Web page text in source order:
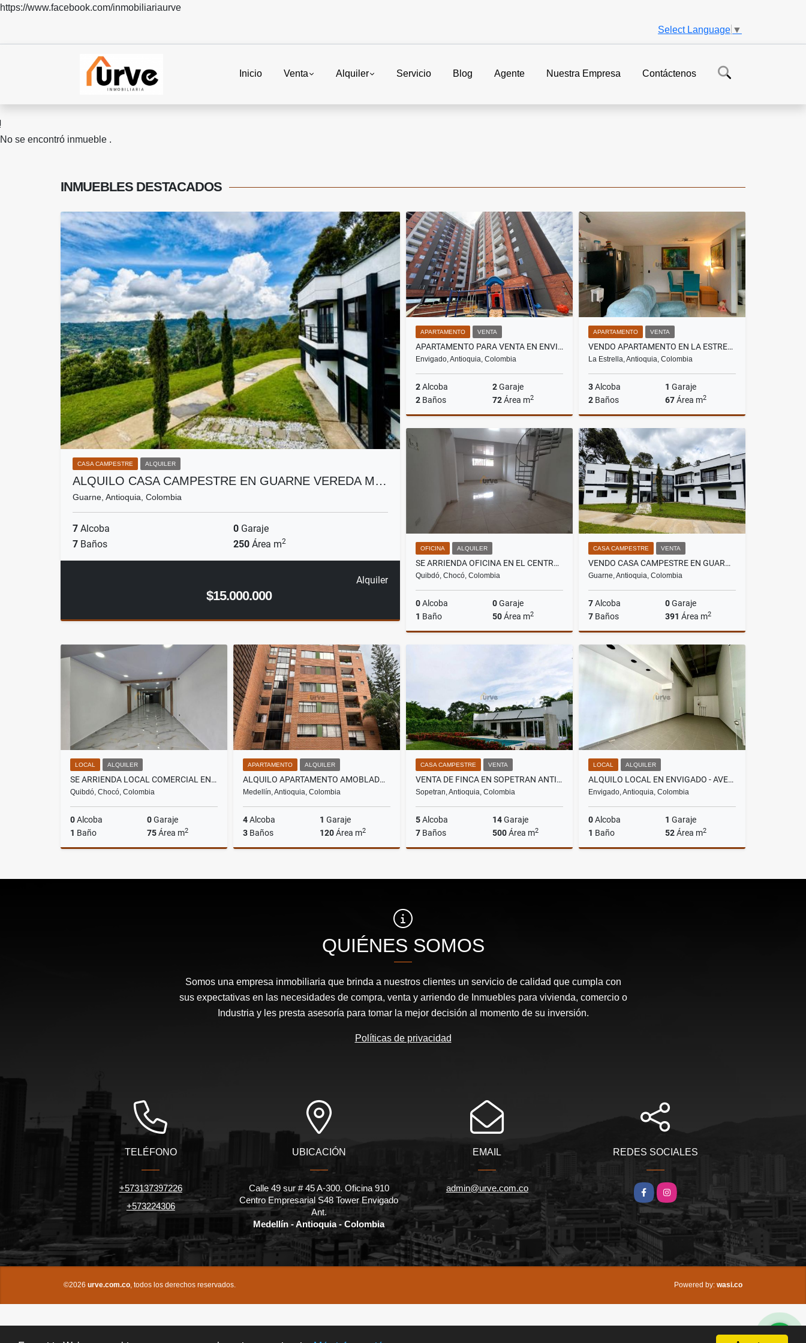
https://www.facebook.com/inmobiliariaurve
Select Language ▼
Inicio Venta Alquiler Servicio Blog Agente Nuestra Empresa Contáctenos
No se encontró inmueble .
INMUEBLES DESTACADOS
CASA CAMPESTRE ALQUILER
ALQUILO CASA CAMPESTRE EN GUARNE VEREDA M…
Guarne, Antioquia, Colombia
7 Alcoba 0 Garaje
7 Baños 250 Área m2
Alquiler
$15.000.000
APARTAMENTO VENTA
APARTAMENTO PARA VENTA EN ENVIGADO SECTOR LAS ANTILLAS
Envigado, Antioquia, Colombia
2Alcoba 2Garaje
2 Baños 72Área m2
Venta
$470.000.000
APARTAMENTO VENTA
VENDO APARTAMENTO EN LA ESTRELLA
La Estrella, Antioquia, Colombia
3Alcoba 1 Garaje
2 Baños 67Área m2
Venta
$420.000.000
OFICINA ALQUILER
SE ARRIENDA OFICINA EN EL CENTRO DE QUIBDO
Quibdó, Chocó, Colombia
0Alcoba 0Garaje
1 Baño 50Área m2
CASA CAMPESTRE VENTA
VENDO CASA CAMPESTRE EN GUARNE VEREDA MONTAÑEZ
Guarne, Antioquia, Colombia
7Alcoba 0Garaje
7 Baños 391 Área m2
Venta
$2.240.000.000
LOCAL ALQUILER
SE ARRIENDA LOCAL COMERCIAL EN EL CENTRO DE QUIBDO
Quibdó, Chocó, Colombia
0Alcoba 0Garaje
1 Baño 75Área m2
$4.000.000
APARTAMENTO ALQUILER
ALQUILO APARTAMENTO AMOBLADO EN EL POBLADO PATIO BONITO
Medellín, Antioquia, Colombia
4Alcoba 1 Garaje
3 Baños 120Área m2
$7.400.000
CASA CAMPESTRE VENTA
VENTA DE FINCA EN SOPETRAN ANTIOQUIA
Sopetran, Antioquia, Colombia
5Alcoba 14Garaje
7 Baños 500Área m2
$1.700.000.000
LOCAL ALQUILER
ALQUILO LOCAL EN ENVIGADO - AVENIDA LAS VEGAS
Envigado, Antioquia, Colombia
0Alcoba 1 Garaje
1 Baño 52Área m2
$4.900.000
QUIÉNES SOMOS
Somos una empresa inmobiliaria que brinda a nuestros clientes un servicio de calidad que cumpla con
sus expectativas en las necesidades de compra, venta y arriendo de Inmuebles para vivienda, comercio o
Industria y les presta asesoría para tomar la mejor decisión al momento de su inversión.
Políticas de privacidad
TELÉFONO
+573137397226
+573224306
UBICACIÓN
Calle 49 sur # 45 A-300. Oficina 910
Centro Empresarial S48 Tower Envigado
Ant.
Medellín - Antioquia - Colombia
EMAIL
admin@urve.com.co
REDES SOCIALES
Facebook
Instagram
©2026 urve.com.co, todos los derechos reservados. Powered by: wasi.co